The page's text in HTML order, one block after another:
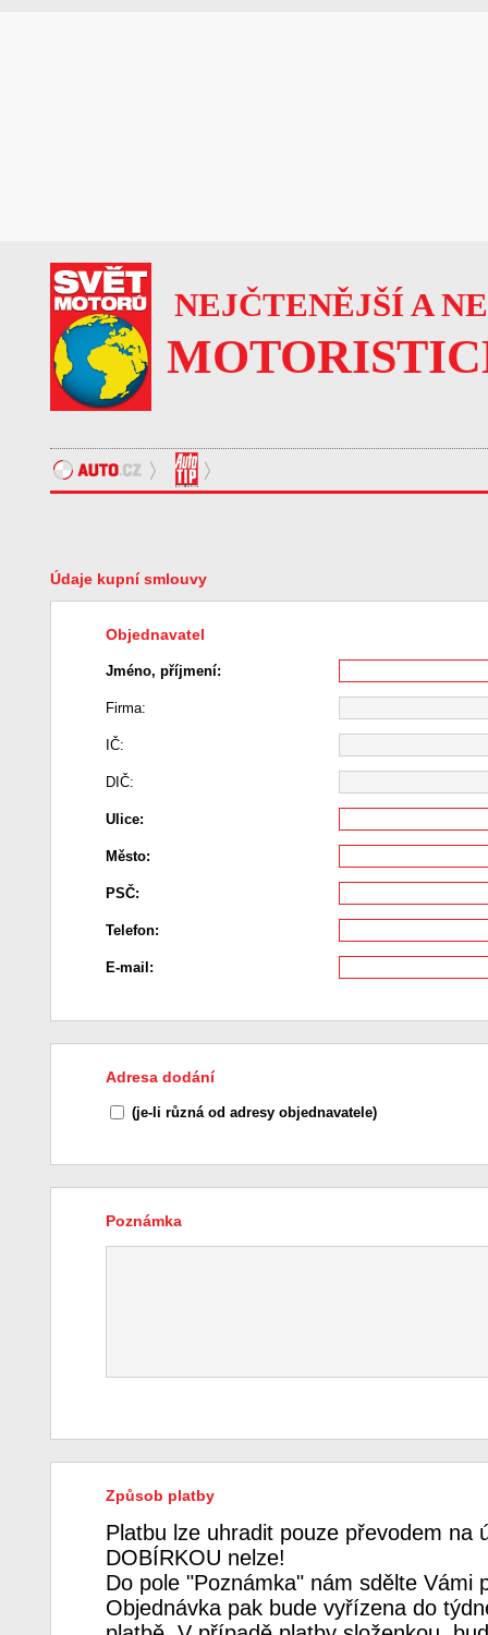
NEJČTENĚJŠÍ A
Údaje kupní smlouvy
Objednavatel
Jméno, příjmení:
Firma:
IČ:
DIČ:
Ulice:
Město:
PSČ:
Telefon:
E-mail:
Adresa dodání
(je-li různá od adresy objednavatele)
Poznámka
Způsob platby
Platbu lze uhradit pouze převodem na
DOBÍRKOU nelze!
Do pole "Poznámka" nám sdělte Vámi
Objednávka pak bude vyřízena do